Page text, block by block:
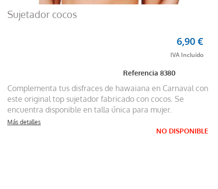
Sujetador cocos
Referencia8380
6,90 €
Complementa tus disfraces de hawaiana en Carnaval con
este original top sujetador fabricado con cocos. Se
encuentra disponible en talla única para mujer.
Más detalles
NO DISPONIBLE